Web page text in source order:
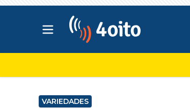
Abrir menu principal
VARIEDADES